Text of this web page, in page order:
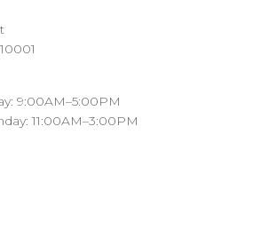
9:00AM–5:00PM
11:00AM–3:00PM